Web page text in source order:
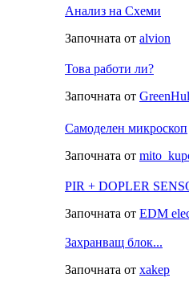
Анализ на Схеми
Започната от alvion
Това работи ли?
Започната от
Самоделен микроскоп
Започната от
PIR + DOPLER
Започната от EDM
Захранващ блок...
Започната от xakep